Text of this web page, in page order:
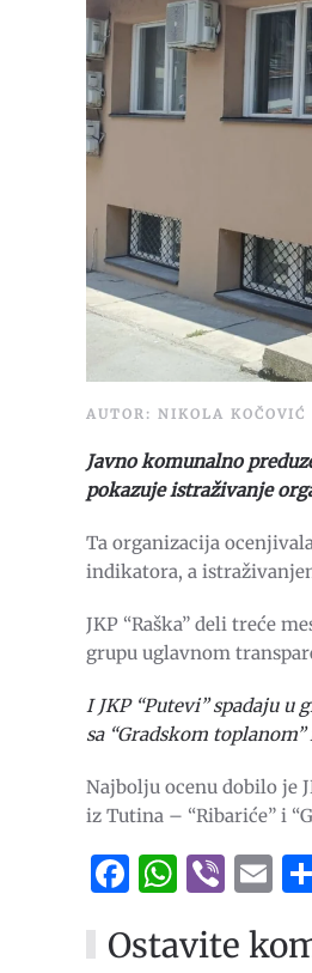
AUTOR: NIKOLA KOČOVIĆ
Javno komunalno
pokazuje istraživanje
Ta organizacija
indikatora, a
JKP “Raška” deli treće
grupu uglavnom
I JKP “Putevi” spadaju u
sa “Gradskom toplanom”
Najbolju ocenu dobilo je
iz Tutina – “Ribariće” i
Facebook
Ostavite